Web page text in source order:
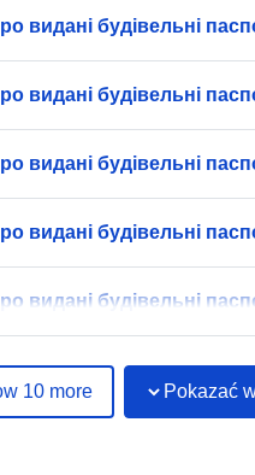
видані будівельні
видані будівельні
видані будівельні
видані будівельні
видані будівельні
10 more Pokazać